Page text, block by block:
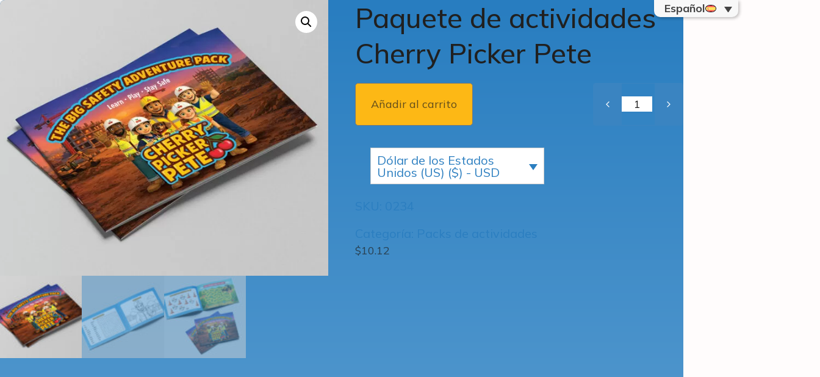
Español
Paquete de actividades
Cherry Picker Pete
Añadir al carrito
Dólar de los Estados
Unidos (US) ($) - USD
$10.12